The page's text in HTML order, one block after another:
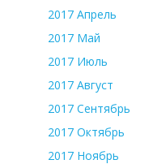
2017 Апрель
2017 Май
2017 Июль
2017 Август
2017 Сентябрь
2017 Октябрь
2017 Ноябрь